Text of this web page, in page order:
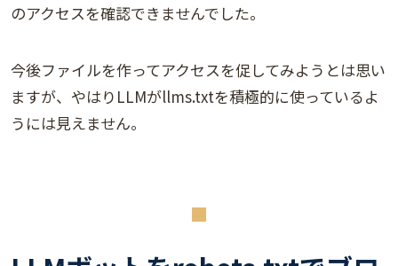
のアクセスを確認できませんでした。
今後ファイルを作ってアクセスを促してみようとは思い
ますが、やはりLLMがllms.txtを積極的に使っているよ
うには見えません。